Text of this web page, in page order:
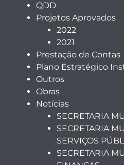
QDD
Projetos Aprovados
2022
2021
Prestação de Contas
Plano Estratégico
Outros
Obras
Notícias
SECRETARIA
SECRETARIA
SERVIÇOS
SECRETARIA